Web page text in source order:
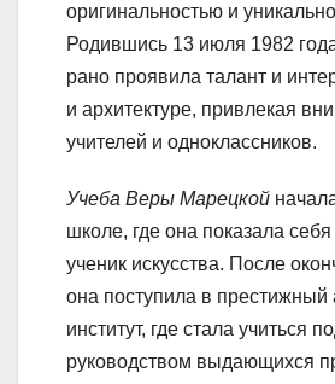
оригинальностью и
Родившись 13 июля 1982
рано проявила талант и
и архитектуре, привлекая
учителей и одноклассников.
Учеба Веры Марецкой
школе, где она показала
ученик искусства. После
она поступила в престижный
институт, где стала учиться
руководством выдающихся